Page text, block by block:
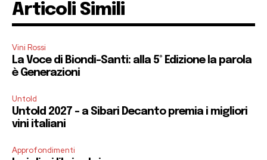
Articoli Simili
Vini Rossi
La Voce di Biondi-Santi: alla 5° Edizione la parola
è Generazioni
Untold
Untold 2027 – a Sibari Decanto premia i migliori
vini italiani
Approfondimenti